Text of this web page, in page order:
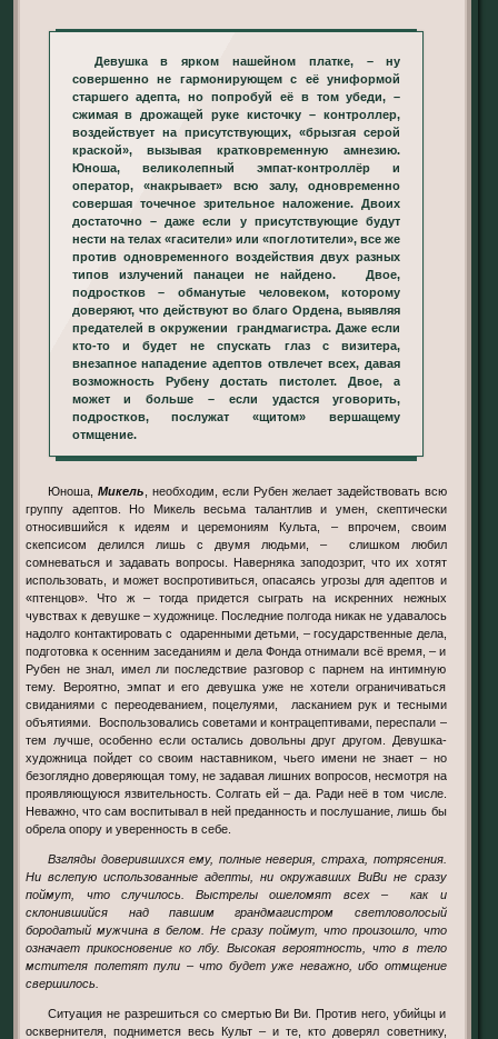
Девушка в ярком нашейном платке, – ну
совершенно не гармонирующем с её униформой
старшего адепта, но попробуй её в том убеди, –
сжимая в дрожащей руке кисточку – контроллер,
воздействует на присутствующих, «брызгая серой
краской», вызывая кратковременную амнезию.
Юноша, великолепный эмпат-контроллёр и
оператор, «накрывает» всю залу, одновременно
совершая точечное зрительное наложение. Двоих
достаточно – даже если у присутствующие будут
нести на телах «гасители» или «поглотители», все же
против одновременного воздействия двух разных
типов излучений панацеи не найдено. Двое,
подростков – обманутые человеком, которому
доверяют, что действуют во благо Ордена, выявляя
предателей в окружении грандмагистра. Даже если
кто-то и будет не спускать глаз с визитера,
внезапное нападение адептов отвлечет всех, давая
возможность Рубену достать пистолет. Двое, а
может и больше – если удастся уговорить,
подростков, послужат «щитом» вершащему
отмщение.
Юноша,Микель
, необходим, если Рубен желает задействовать всю
группу адептов. Но Микель весьма талантлив и умен, скептически
относившийся к идеям и церемониям Культа, – впрочем, своим
скепсисом делился лишь с двумя людьми, – слишком любил
сомневаться и задавать вопросы. Наверняка заподозрит, что их хотят
использовать, и может воспротивиться, опасаясь угрозы для адептов и
«птенцов». Что ж – тогда придется сыграть на искренних нежных
чувствах к девушке – художнице. Последние полгода никак не удавалось
надолго контактировать с одаренными детьми, – государственные дела,
подготовка к осенним заседаниям и дела Фонда отнимали всё время, – и
Рубен не знал, имел ли последствие разговор с парнем на интимную
тему. Вероятно, эмпат и его девушка уже не хотели ограничиваться
свиданиями с переодеванием, поцелуями, ласканием рук и тесными
объятиями. Воспользовались советами и контрацептивами, переспали –
тем лучше, особенно если остались довольны друг другом. Девушка-
художница пойдет со своим наставником, чьего имени не знает – но
безоглядно доверяющая тому, не задавая лишних вопросов, несмотря на
проявляющуюся язвительность. Солгать ей – да. Ради неё в том числе.
Неважно, что сам воспитывал в ней преданность и послушание, лишь бы
обрела опору и уверенность в себе.
Взгляды доверившихся ему, полные неверия, страха, потрясения.
Ни вслепую использованные адепты, ни окружавших ВиВи не сразу
поймут, что случилось. Выстрелы ошеломят всех – как и
склонившийся над павшим грандмагистром светловолосый
бородатый мужчина в белом. Не сразу поймут, что произошло, что
означает прикосновение ко лбу. Высокая вероятность, что в тело
мстителя полетят пули – что будет уже неважно, ибо отмщение
свершилось.
Ситуация не разрешиться со смертью Ви Ви. Против него, убийцы и
осквернителя, поднимется весь Культ – и те, кто доверял советнику,